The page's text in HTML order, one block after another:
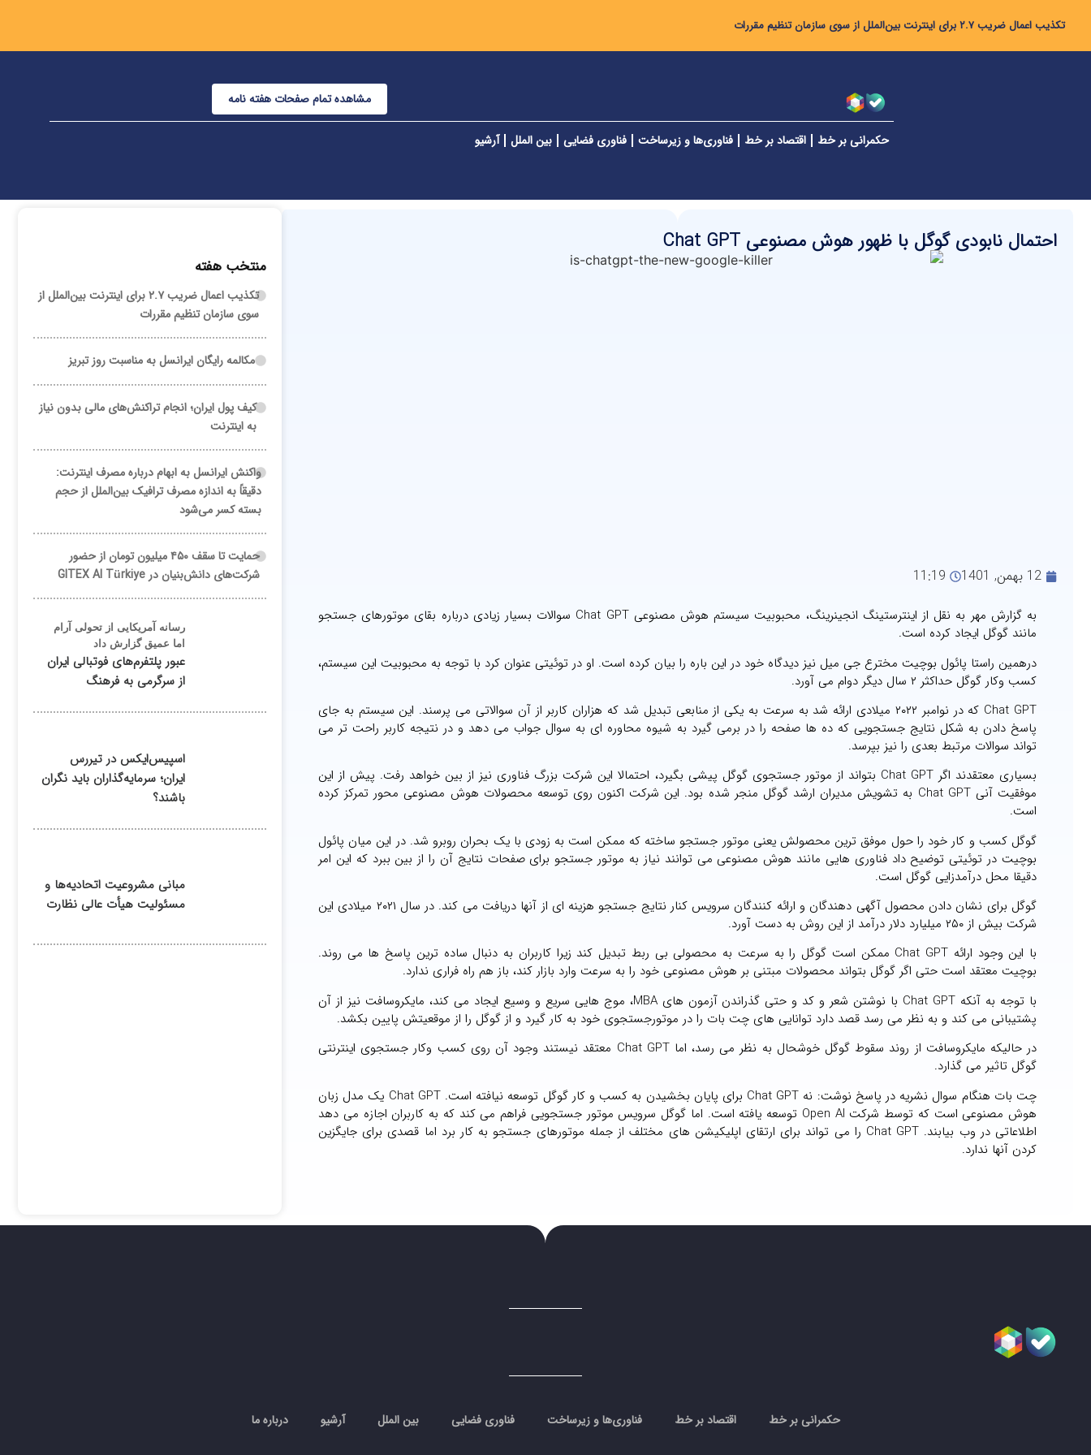
تکذیب اعمال ضریب ۲.۷ برای اینترنت بین‌الملل از سوی سازمان تنظیم مقررات
مشاهده تمام صفحات هفته نامه
حکمرانی بر خط اقتصاد بر خط فناوری‌ها و زیرساخت فناوری فضایی بین الملل آرشیو
احتمال نابودی گوگل با ظهور هوش مصنوعی Chat GPT
12 بهمن, 1401 11:19
به گزارش مهر به نقل از اینترستینگ انجینرینگ، محبوبیت سیستم هوش مصنوعی Chat GPT سوالات بسیار زیادی درباره بقای موتورهای جستجو
مانند گوگل ایجاد کرده است.
درهمین راستا پائول بوچیت مخترع جی میل نیز دیدگاه خود در این باره را بیان کرده است. او در توئیتی عنوان کرد با توجه به محبوبیت این سیستم،
کسب وکار گوگل حداکثر ۲ سال دیگر دوام می آورد.
Chat GPT که در نوامبر ۲۰۲۲ میلادی ارائه شد به سرعت به یکی از منابعی تبدیل شد که هزاران کاربر از آن سوالاتی می پرسند. این سیستم به جای
پاسخ دادن به شکل نتایج جستجویی که ده ها صفحه را در برمی گیرد به شیوه محاوره ای به سوال جواب می دهد و در نتیجه کاربر راحت تر می
تواند سوالات مرتبط بعدی را نیز بپرسد.
بسیاری معتقدند اگر Chat GPT بتواند از موتور جستجوی گوگل پیشی بگیرد، احتمالا این شرکت بزرگ فناوری نیز از بین خواهد رفت. پیش از این
موفقیت آنی Chat GPT به تشویش مدیران ارشد گوگل منجر شده بود. این شرکت اکنون روی توسعه محصولات هوش مصنوعی محور تمرکز کرده
است.
گوگل کسب و کار خود را حول موفق ترین محصولش یعنی موتور جستجو ساخته که ممکن است به زودی با یک بحران روبرو شد. در این میان پائول
بوچیت در توئیتی توضیح داد فناوری هایی مانند هوش مصنوعی می توانند نیاز به موتور جستجو برای صفحات نتایج آن را از بین ببرد که این امر
دقیقا محل درآمدزایی گوگل است.
گوگل برای نشان دادن محصول آگهی دهندگان و ارائه کنندگان سرویس کنار نتایج جستجو هزینه ای از آنها دریافت می کند. در سال ۲۰۲۱ میلادی این
شرکت بیش از ۲۵۰ میلیارد دلار درآمد از این روش به دست آورد.
با این وجود ارائه Chat GPT ممکن است گوگل را به سرعت به محصولی بی ربط تبدیل کند زیرا کاربران به دنبال ساده ترین پاسخ ها می روند.
بوچیت معتقد است حتی اگر گوگل بتواند محصولات مبتنی بر هوش مصنوعی خود را به سرعت وارد بازار کند، باز هم راه فراری ندارد.
با توجه به آنکه Chat GPT با نوشتن شعر و کد و حتی گذراندن آزمون های MBA، موج هایی سریع و وسیع ایجاد می کند، مایکروسافت نیز از آن
پشتیبانی می کند و به نظر می رسد قصد دارد توانایی های چت بات را در موتورجستجوی خود به کار گیرد و از گوگل را از موقعیتش پایین بکشد.
در حالیکه مایکروسافت از روند سقوط گوگل خوشحال به نظر می رسد، اما Chat GPT معتقد نیستند وجود آن روی کسب وکار جستجوی اینترنتی
گوگل تاثیر می گذارد.
چت بات هنگام سوال نشریه در پاسخ نوشت: نه Chat GPT برای پایان بخشیدن به کسب و کار گوگل توسعه نیافته است. Chat GPT یک مدل زبان
هوش مصنوعی است که توسط شرکت Open AI توسعه یافته است. اما گوگل سرویس موتور جستجویی فراهم می کند که به کاربران اجازه می دهد
اطلاعاتی در وب بیابند. Chat GPT را می تواند برای ارتقای اپلیکیشن های مختلف از جمله موتورهای جستجو به کار برد اما قصدی برای جایگزین
کردن آنها ندارد.
منتخب هفته
تکذیب اعمال ضریب ۲.۷ برای اینترنت بین‌الملل از
سوی سازمان تنظیم مقررات
مکالمه رایگان ایرانسل به مناسبت روز تبریز
کیف پول ایران؛ انجام تراکنش‌های مالی بدون نیاز
به اینترنت
واکنش ایرانسل به ابهام درباره مصرف اینترنت:
دقیقاً به اندازه مصرف ترافیک بین‌الملل از حجم
بسته کسر می‌شود
حمایت تا سقف ۴۵۰ میلیون تومان از حضور
شرکت‌های دانش‌بنیان در GITEX AI Türkiye
رسانه آمریکایی از تحولی آرام
اما عمیق گزارش داد
عبور پلتفرم‌های فوتبالی ایران
از سرگرمی به فرهنگ
اسپیس‌ایکس در تیررس
ایران؛ سرمایه‌گذاران باید نگران
باشند؟
مبانی مشروعیت اتحادیه‌ها و
مسئولیت هیأت عالی نظارت
حکمرانی بر خط اقتصاد بر خط فناوری‌ها و زیرساخت فناوری فضایی بین الملل آرشیو درباره ما